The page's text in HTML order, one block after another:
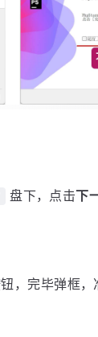
盘下，点击下
，完毕弹框